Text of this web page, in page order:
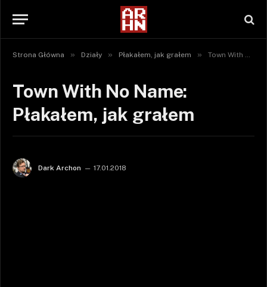
Strona Główna » Działy » Płakałem, jak grałem » Town With No Name: Płakałem, jak grałem
Town With No Name:
Płakałem, jak grałem
Dark Archon 17.01.2018